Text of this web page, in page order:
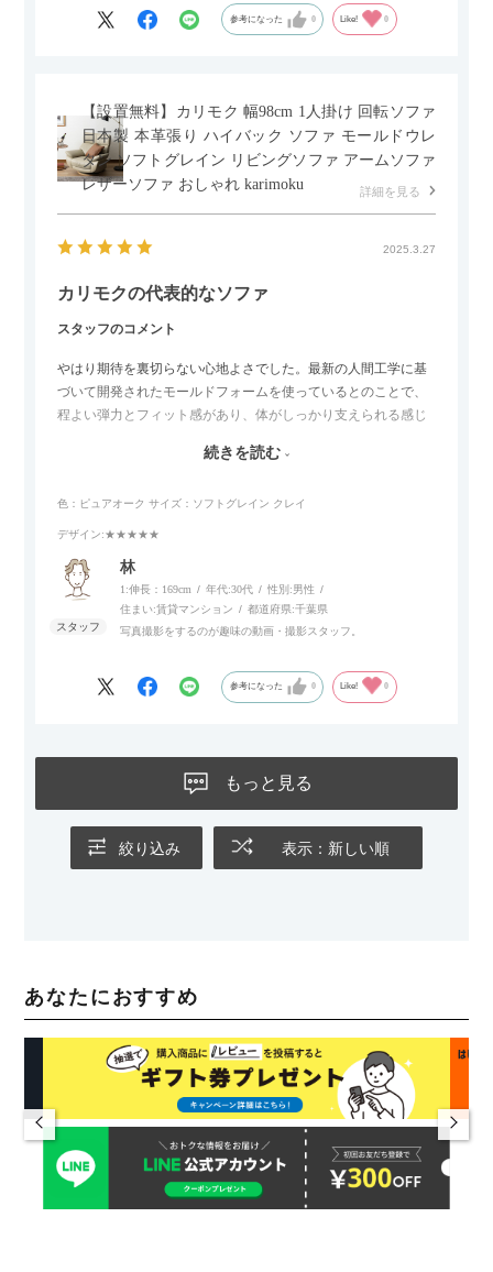
参考になった 0 Like! 0
【設置無料】カリモク 幅98cm 1人掛け 回転ソファ
日本製 本革張り ハイバック ソファ モールドウレ
タン ソフトグレイン リビングソファ アームソファ
レザーソファ おしゃれ karimoku
詳細を見る
2025.3.27
カリモクの代表的なソファ
スタッフのコメント
やはり期待を裏切らない心地よさでした。最新の人間工学に基
づいて開発されたモールドフォームを使っているとのことで、
程よい弾力とフィット感があり、体がしっかり支えられる感じ
リラックスタイムによさそうでした。回転タイプなので、個人
す。
続きを読む
色：ピュアオーク サイズ：ソフトグレイン クレイ
デザイン:★★★★★
林
1:伸長：169cm 年代:30代 性別:男性
住まい:賃貸マンション 都道府県:千葉県
写真撮影をするのが趣味の動画・撮影スタッフ。
参考になった 0 Like! 0
もっと見る
絞り込み 表示：新しい順
あなたにおすすめ